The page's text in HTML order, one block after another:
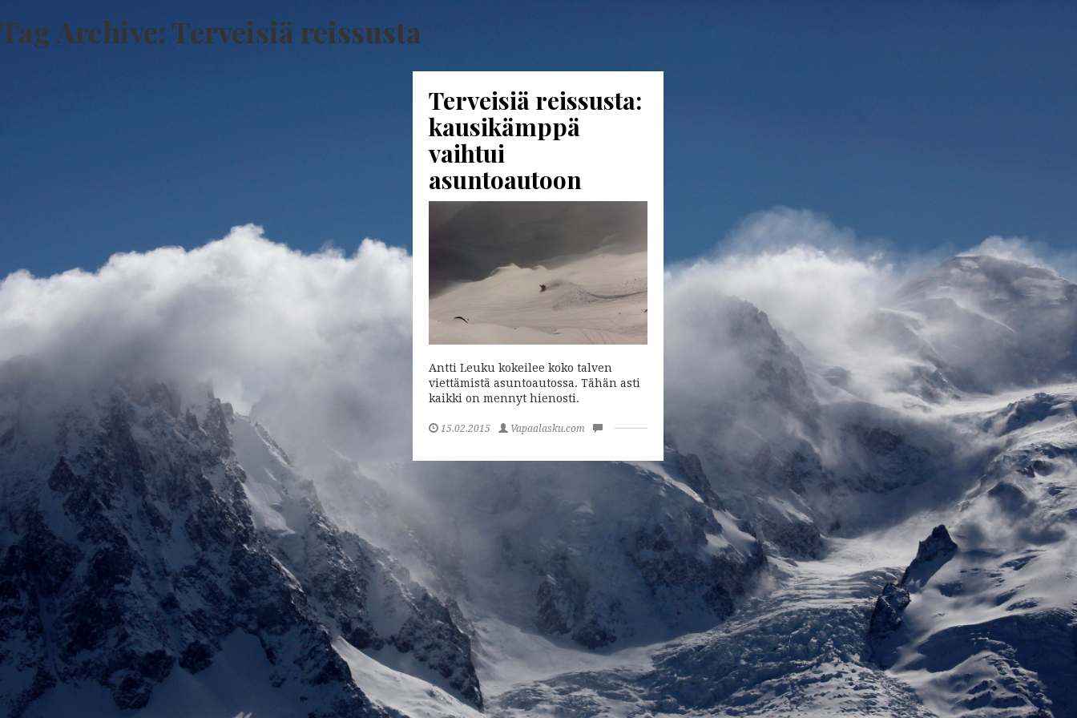
Tag Archive: Terveisiä reissusta
Terveisiä reissusta:
kausikämppä
vaihtui
asuntoautoon
Antti Leuku kokeilee koko talven
viettämistä asuntoautossa. Tähän asti
kaikki on mennyt hienosti.
15.02.2015 Vapaalasku.com